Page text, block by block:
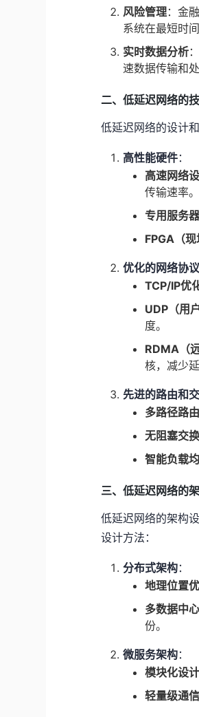
风险管理：金
系统在最短时
实时数据分析
速数据传输和
二、低延迟网络的
低延迟网络的设计
高性能硬件：
高速网络
传输速率。
专用服务
FPGA（现
优化的网络协议
TCP/IP优
UDP（用
度。
RDMA（
核，减少延
先进的路由和
多路径路由
无阻塞交换
智能负载
三、低延迟网络的
低延迟网络的架构
设计方法：
分布式架构：
地理位置
多数据中心
份。
微服务架构：
模块化设计
轻量级通信